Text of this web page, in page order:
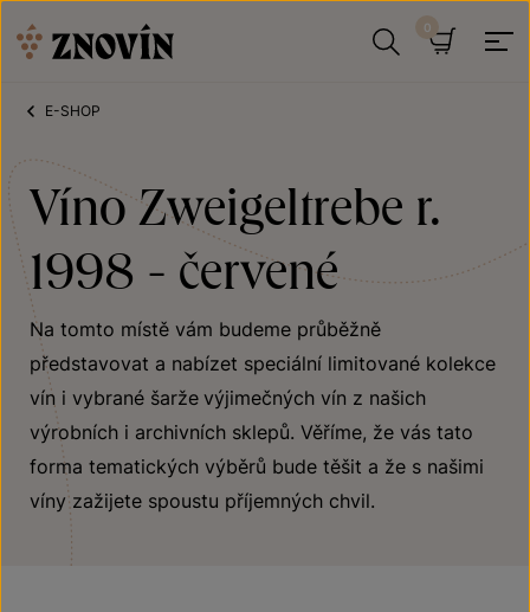
E-SHOP
Víno Zweigeltrebe r.
1998 - červené
Na tomto místě vám budeme průběžně
představovat a nabízet speciální limitované kolekce
vín i vybrané šarže výjimečných vín z našich
výrobních i archivních sklepů. Věříme, že vás tato
forma tematických výběrů bude těšit a že s našimi
víny zažijete spoustu příjemných chvil.